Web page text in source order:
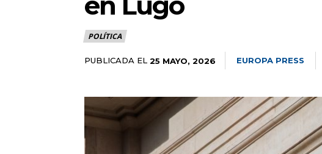
POLÍTICA
PUBLICADA EL 25 MAYO, 2026 EUROPA PRESS